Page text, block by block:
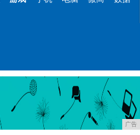
广告